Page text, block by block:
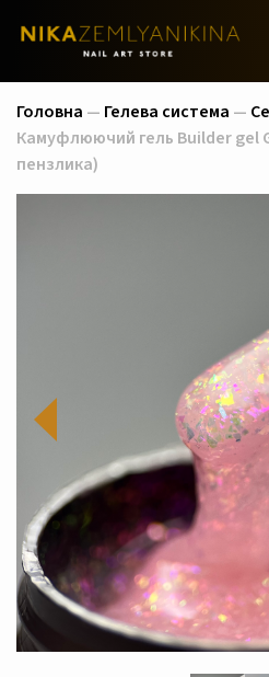
Головна — Гелева система —
Камуфлюючий гель Builder gel
пензлика)